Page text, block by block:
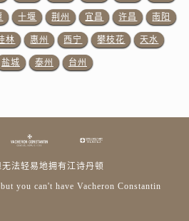
福建省泉州市丰泽区宝洲路729号浦西万达中心写字楼A座7楼709室江诗丹顿售后服务中心（需提前预约）
山东省青岛市南区山东路6号华润大厦B座22层04室江诗丹顿售后服务中心（需提前预约）
山东省烟台市芝罘区胜利路139号万达金融中心A座907室江诗丹顿售后服务中心（需提前预约）
河北省唐山市路南区新华东道100号万达广场写字楼A座10层1002室江诗丹顿售后服务中心（需提前预约）
十堰 荆州 宜昌 许昌 南阳
林 惠州 西宁 攀枝花 天水
盐城 泰州 台州
法轻易地拥有江诗丹顿
you can't have Vacheron Constantin